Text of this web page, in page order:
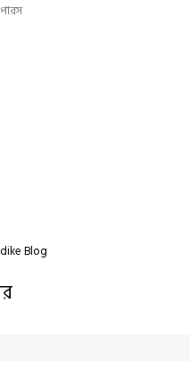
Blog